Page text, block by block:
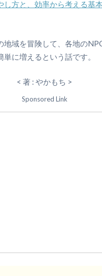
し方と、効率から考える基
地域を冒険して、各地の
単に増えるという話です。
< 著 : やかもち >
Sponsored Link